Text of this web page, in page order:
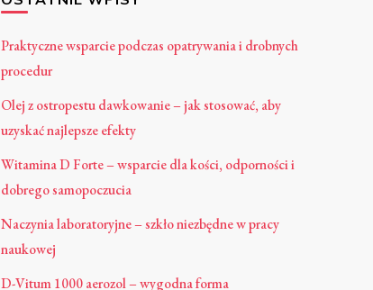
Praktyczne wsparcie podczas opatrywania i drobnych
procedur
Olej z ostropestu dawkowanie – jak stosować, aby
uzyskać najlepsze efekty
Witamina D Forte – wsparcie dla kości, odporności i
dobrego samopoczucia
Naczynia laboratoryjne – szkło niezbędne w pracy
naukowej
D-Vitum 1000 aerozol – wygodna forma